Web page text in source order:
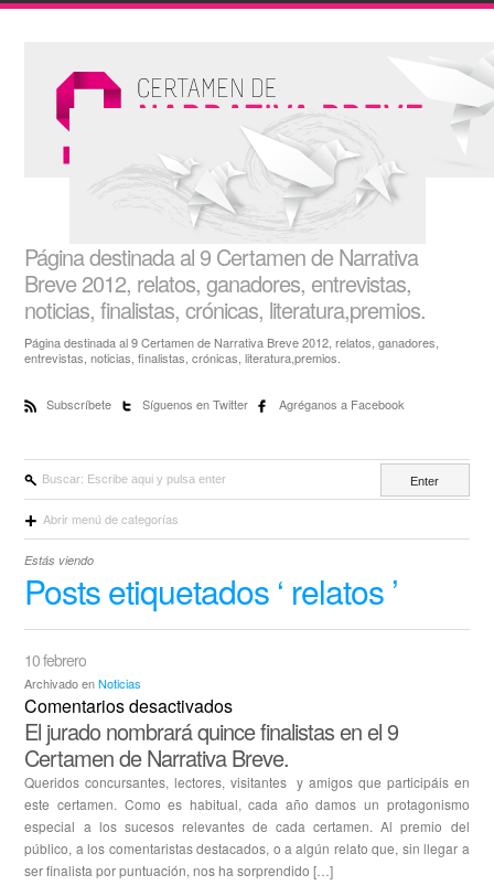
Página destinada al 9 Certamen de Narrativa
Breve 2012, relatos, ganadores, entrevistas,
noticias, finalistas, crónicas, literatura,premios.
Página destinada al 9 Certamen de Narrativa Breve 2012, relatos, ganadores,
entrevistas, noticias, finalistas, crónicas, literatura,premios.
Subscríbete Síguenos en Twitter Agréganos a Facebook
Abrir menú de categorías
Estás viendo
Posts etiquetados ‘ relatos ’
10 febrero
Archivado enNoticias
Comentarios desactivadosen
El
jurado
nombrará
quince
finalistas
en
el
El jurado nombrará quince finalistas en el 9
Certamen de Narrativa Breve.
Queridos concursantes, lectores, visitantes y amigos que participáis en
este certamen. Como es habitual, cada año damos un protagonismo
especial a los sucesos relevantes de cada certamen. Al premio del
público, a los comentaristas destacados, o a algún relato que, sin llegar a
ser finalista por puntuación, nos ha sorprendido […]